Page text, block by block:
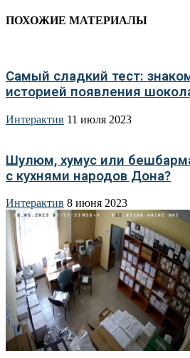
ПОХОЖИЕ МАТЕРИАЛЫ
Самый сладкий тест:
историей появления
Интерактив 11 июля 2023
Шулюм, хумус или
с кухнями народов Дона?
Интерактив 8 июня 2023